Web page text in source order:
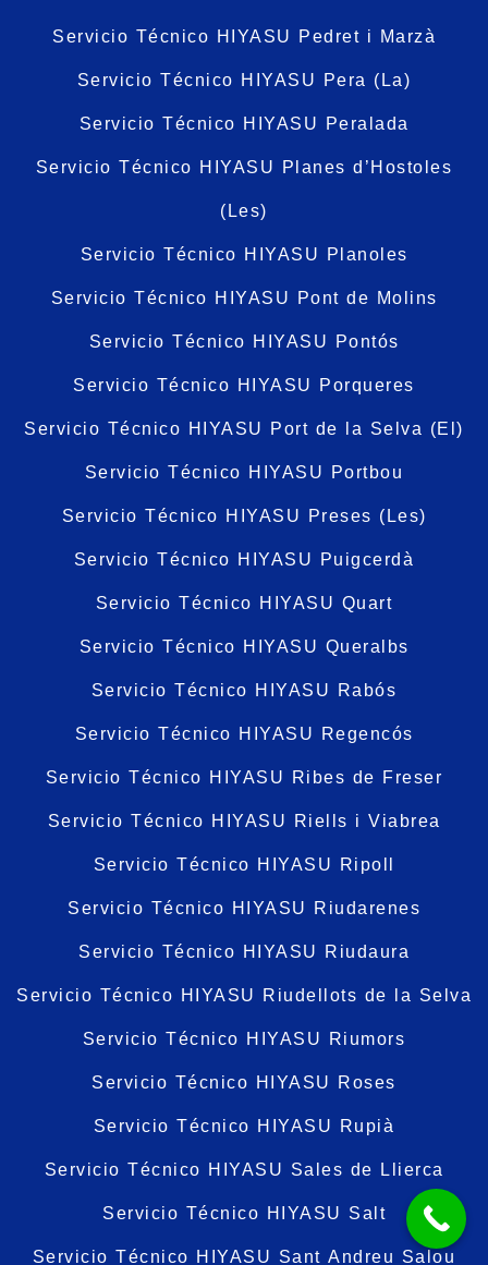
Servicio Técnico HIYASU Pedret i Marzà
Servicio Técnico HIYASU Pera (La)
Servicio Técnico HIYASU Peralada
Servicio Técnico HIYASU Planes d’Hostoles
(Les)
Servicio Técnico HIYASU Planoles
Servicio Técnico HIYASU Pont de Molins
Servicio Técnico HIYASU Pontós
Servicio Técnico HIYASU Porqueres
Servicio Técnico HIYASU Port de la Selva (El)
Servicio Técnico HIYASU Portbou
Servicio Técnico HIYASU Preses (Les)
Servicio Técnico HIYASU Puigcerdà
Servicio Técnico HIYASU Quart
Servicio Técnico HIYASU Queralbs
Servicio Técnico HIYASU Rabós
Servicio Técnico HIYASU Regencós
Servicio Técnico HIYASU Ribes de Freser
Servicio Técnico HIYASU Riells i Viabrea
Servicio Técnico HIYASU Ripoll
Servicio Técnico HIYASU Riudarenes
Servicio Técnico HIYASU Riudaura
Servicio Técnico HIYASU Riudellots de la Selva
Servicio Técnico HIYASU Riumors
Servicio Técnico HIYASU Roses
Servicio Técnico HIYASU Rupià
Servicio Técnico HIYASU Sales de Llierca
Servicio Técnico HIYASU Salt
Servicio Técnico HIYASU Sant Andreu Salou